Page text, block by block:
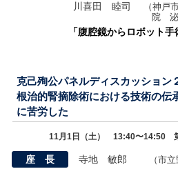
川喜田 睦司
（神戸
院 泌
「腹腔鏡からロボット手
克己殉公パネルディスカッション
根治的腎摘除術における技術の伝
に苦労した
11月1日（土） 13:40〜14:50
座 長 寺地 敏郎 （市